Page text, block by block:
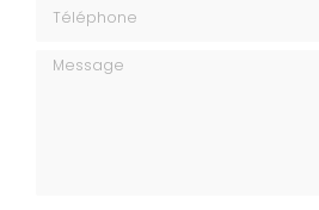
Message